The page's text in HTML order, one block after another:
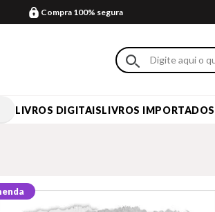
Compra 100% segura
LIVROS DIGITAISLIVROS IMPORTADOS